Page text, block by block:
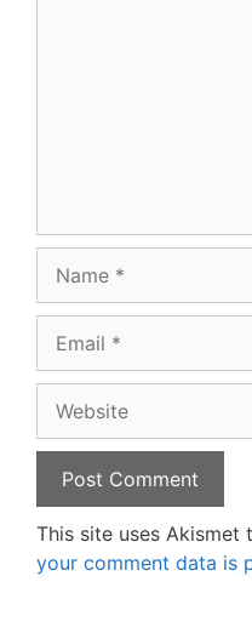
This site uses Akismet
your comment data is